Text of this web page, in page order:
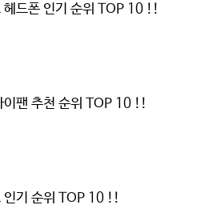
헤드폰 인기 순위 TOP 10 !!
이팬 추천 순위 TOP 10 !!
인기 순위 TOP 10 !!